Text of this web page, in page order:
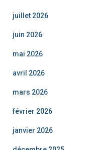
juillet 2026
juin 2026
mai 2026
avril 2026
mars 2026
février 2026
janvier 2026